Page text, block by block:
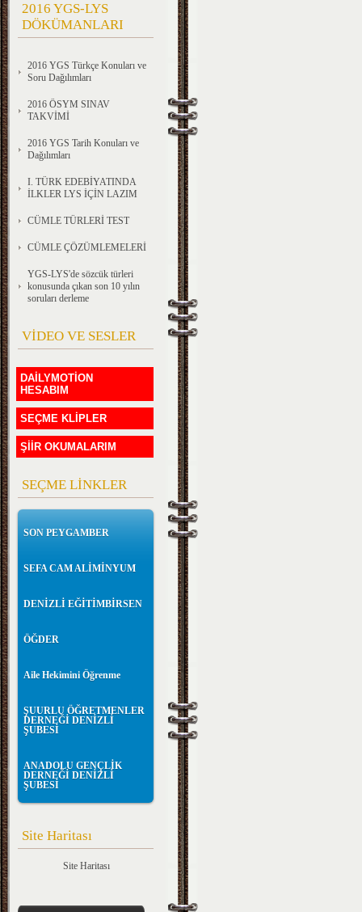
2016 YGS-LYS
DÖKÜMANLARI
2016 YGS Türkçe Konuları ve
Soru Dağılımları
2016 ÖSYM SINAV
TAKVİMİ
2016 YGS Tarih Konuları ve
Dağılımları
I. TÜRK EDEBİYATINDA
İLKLER LYS İÇİN LAZIM
CÜMLE TÜRLERİ TEST
CÜMLE ÇÖZÜMLEMELERİ
YGS-LYS'de sözcük türleri
konusunda çıkan son 10 yılın
soruları derleme
VİDEO VE SESLER
DAİLYMOTİON
HESABIM
SEÇME KLİPLER
ŞİİR OKUMALARIM
SEÇME LİNKLER
SON PEYGAMBER
SEFA CAM ALİMİNYUM
DENİZLİ EĞİTİMBİRSEN
ÖĞDER
Aile Hekimini Öğrenme
ŞUURLU ÖĞRETMENLER
DERNEĞİ DENİZLİ
ŞUBESİ
ANADOLU GENÇLİK
DERNEĞİ DENİZLİ
ŞUBESİ
Site Haritası
Site Haritası